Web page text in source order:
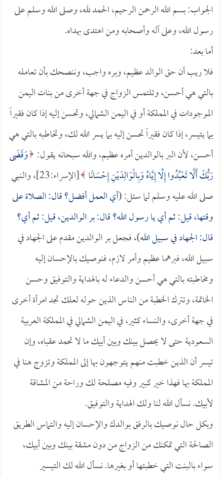
الجواب: بسم الله الرحمن الرحيم، الحمد لله، وصلى الله وسلم على
رسول الله، وعلى آله وأصحابه ومن اهتدى بهداه.
أما بعد:
فلا ريب أن حق الوالد عظيم، وبره واجب، وننصحك بأن تعامله
بالتي هي أحسن، وتلتمس الزواج في جهة أخرى من بنات اليمن
الموجودات في المملكة أو في اليمن الشمالي، وتحسن إليه إذا كان فقيراً
بما يتيسر، إذا كان فقيراً تحسن إليه بما يسر الله لك، وتخاطبه بالتي هي
أحسن، لأن البر بالوالدين أمره عظيم، والله سبحانه يقول: وَقَضَى
رَبُّكَ أَلَّا تَعْبُدُوا إِلَّا إِيَّاهُ وَبِالْوَالِدَيْنِ إِحْسَانًا
[الإسراء:23]، والنبي
صلى الله عليه وسلم لما سئل: (أي العمل أفضل؟ قال: الصلاة على
وقتها، قيل: ثم أي يا رسول الله؟ قال: بر الوالدين، قيل: ثم أي؟
قال: الجهاد في سبيل الله)، فجعل بر الوالدين مقدم على الجهاد في
سبيل الله، فبرهما عظيم وأمر لازم، فنوصيك بالإحسان إليه
ومخاطبته بالتي هي أحسن والدعاء له بالهداية والتوفيق وحسن
الخاتمة، وتترك الخطبة من الناس الذين حوله لعلك تجد امرأة أخرى
في جهة أخرى، والنساء كثير، في اليمن الشمالي في المملكة العربية
السعودية حتى لا يحصل بينك وبين أبيك ما لا تحمد عقباه، وإن
تيسر أن الذين خطبت منهم يتوجهون بها إلى المملكة وتزوج هنا في
المملكة بها فهذا خير كبير وفيه مصلحة لك وراحة من المشاقة
لأبيك. نسأل الله لنا ولك الهداية والتوفيق.
وبكل حال نوصيك بالرفق بوالدك والإحسان إليه والتماس الطريق
الصالحة التي تمكنك من الزواج من دون مشقة بينك وبين أبيك،
سواء بالبنت التي خطبتها أو بغيرها. نسأل الله لك التيسير